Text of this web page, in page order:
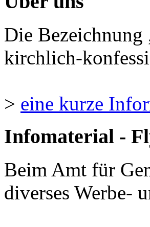
Die Bezeichnung
kirchlich-
> eine kurze
Infomaterial -
Beim Amt für
diverses Werbe-